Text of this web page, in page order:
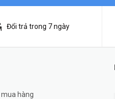
Đổi trả trong 7 ngày
hàng